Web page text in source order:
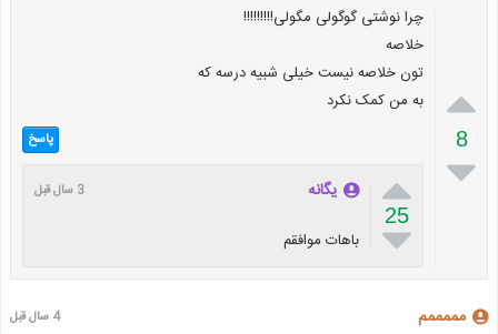

8

چرا نوشتی گوگولی مگولی!!!!!!!!!
خلاصه
تون خلاصه نیست خیلی شبیه درسه که
به من کمک نکرد
پاسخ

25

یگانه 3 سال قبل
باهات موافقم
مممممم 4 سال قبل